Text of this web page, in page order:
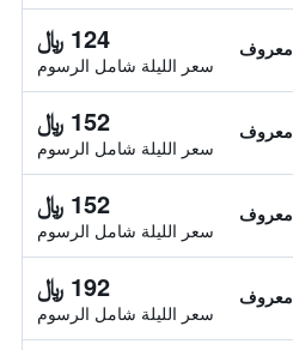
معروف 124 ﷼
سعر الليلة شامل الرسوم
معروف 152 ﷼
سعر الليلة شامل الرسوم
معروف 152 ﷼
سعر الليلة شامل الرسوم
معروف 192 ﷼
سعر الليلة شامل الرسوم